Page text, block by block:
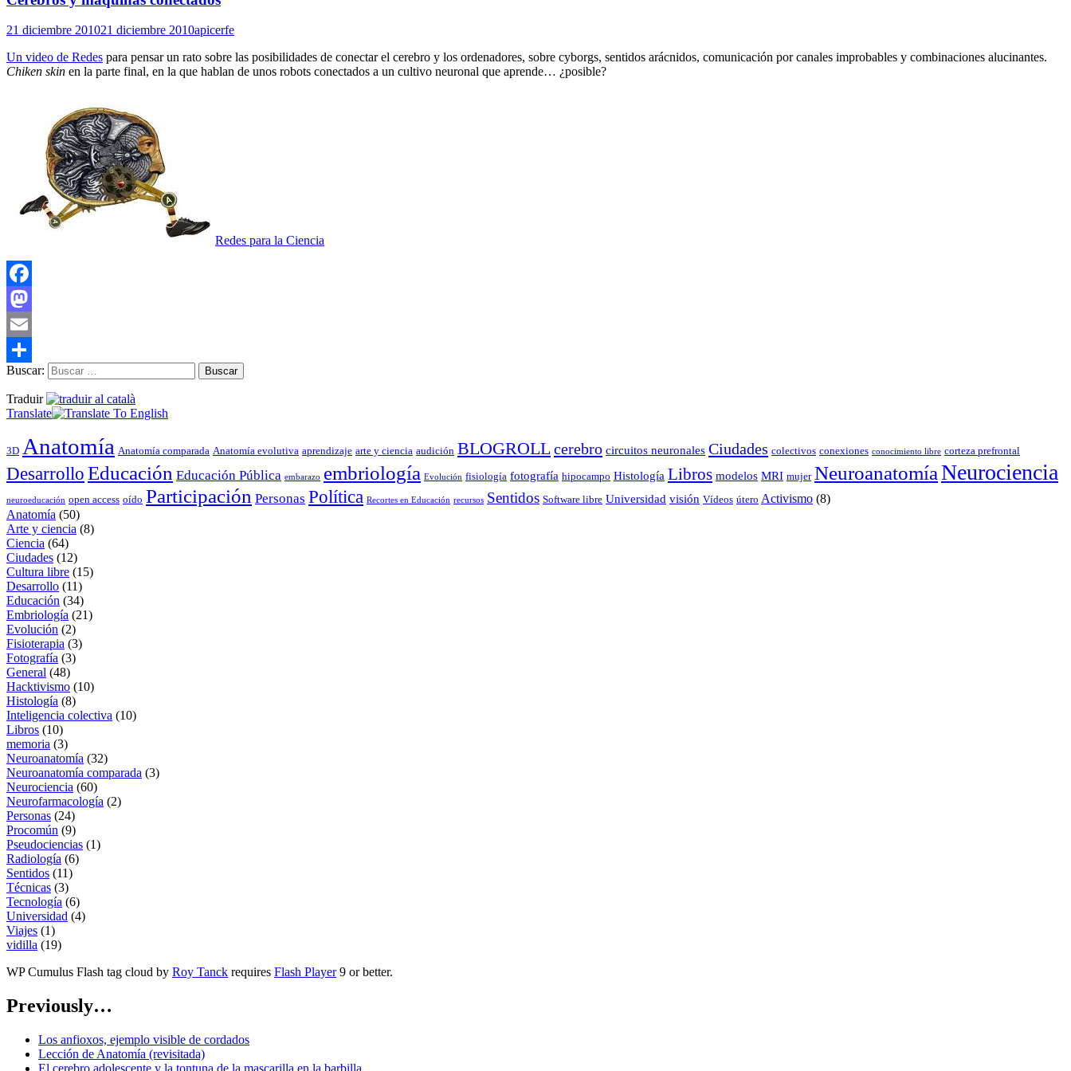
21 diciembre 201021 diciembre 2010apicerfe
Un video de Redes para pensar un rato sobre las posibilidades de conectar el cerebro y los ordenadores, sobre cyborgs, sentidos arácnidos, comunicación por canales improbables y combinaciones alucinantes.
Chiken skin en la parte final, en la que hablan de unos robots conectados a un cultivo neuronal que aprende… ¿posible?
Redes para la Ciencia
Facebook
Mastodon
Email
Compartir
Buscar:
Traduir
Translate
3D Anatomía Anatomía comparada Anatomía evolutiva aprendizaje arte y ciencia audición BLOGROLLcerebro circuitos neuronales Ciudades colectivos conexiones conocimiento libre corteza prefrontal
Desarrollo Educación Educación Pública embarazo embriología Evolución fisiología fotografía hipocampo Histología Libros modelos MRI mujer NeuroanatomíaNeurociencia
neuroeducación open access oído Participación Personas Política Recortes en Educación recursos Sentidos Software libre Universidad visión Vídeos útero Activismo (8)
Anatomía (50)
Arte y ciencia (8)
Ciencia (64)
Ciudades (12)
Cultura libre (15)
Desarrollo (11)
Educación (34)
Embriología (21)
Evolución (2)
Fisioterapia (3)
Fotografía (3)
General (48)
Hacktivismo (10)
Histología (8)
Inteligencia colectiva (10)
Libros (10)
memoria (3)
Neuroanatomía (32)
Neuroanatomía comparada (3)
Neurociencia (60)
Neurofarmacología (2)
Personas (24)
Procomún (9)
Pseudociencias (1)
Radiología (6)
Sentidos (11)
Técnicas (3)
Tecnología (6)
Universidad (4)
Viajes (1)
vidilla (19)
WP Cumulus Flash tag cloud by Roy Tanck requires Flash Player9 or better.
Previously…
Los anfioxos, ejemplo visible de cordados
Lección de Anatomía (revisitada)
El cerebro adolescente y la tontuna de la mascarilla en la barbilla